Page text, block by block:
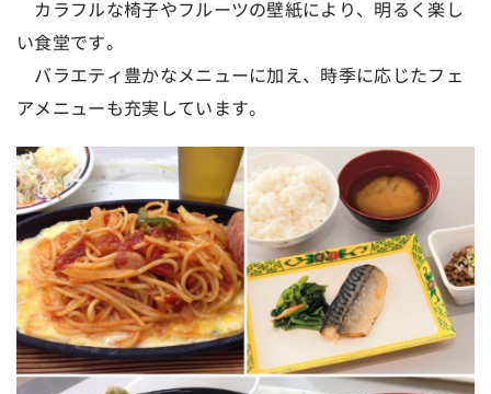
カラフルな椅子やフルーツの壁紙により、明るく楽し
い食堂です。
バラエティ豊かなメニューに加え、時季に応じたフェ
アメニューも充実しています。